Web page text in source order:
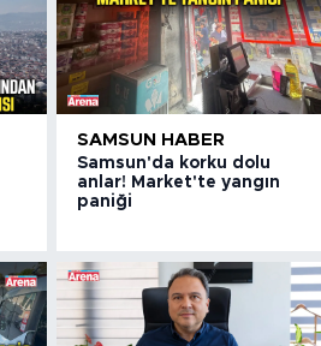
SAMSUN HABER
Samsun'da korku dolu
anlar! Market'te yangın
paniği